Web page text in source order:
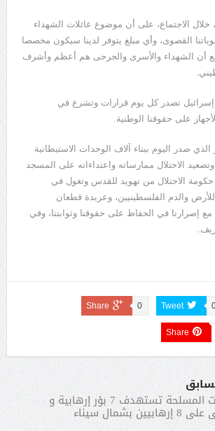
الاجتماع، على أن موضوع عائلات الشهداء
القصوى، وأي مبلغ يتوفر لدينا سيكون مخصصا
أن الشهداء والأسرى والجرحى هم أعظم وأشرف
تصدر كل يوم قرارات وتشرع في
على حقوقنا الوطنية.
صدر اليوم ببناء آلاف الوحدات الاستيطانية
الاحتلال ممارساته واعتداءاته على المسجد
حكومة الاحتلال من تهويد للقدس وتغول في
والدم الفلسطينيين، وعربدة قطعان
إصرارنا في الحفاظ على حقوقنا وثوابتنا، وفي
Tweet
Share 0
Share
القوات المسلحة تستهدف 7 بؤر إرهابية و
بشمال سيناء